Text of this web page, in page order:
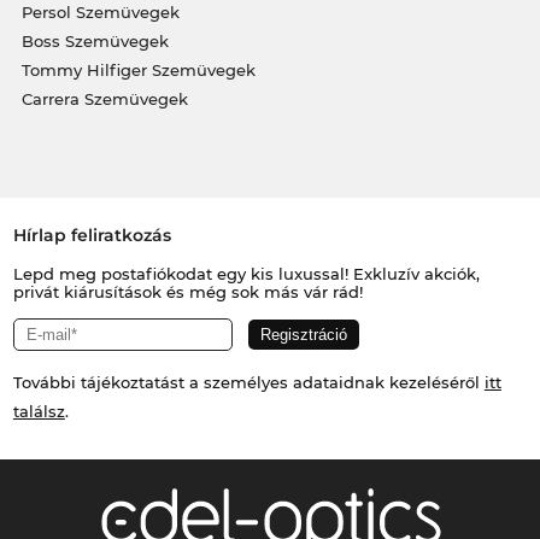
Persol Szemüvegek
Boss Szemüvegek
Tommy Hilfiger Szemüvegek
Carrera Szemüvegek
Hírlap feliratkozás
Lepd meg postafiókodat egy kis luxussal! Exkluzív akciók,
privát kiárusítások és még sok más vár rád!
További tájékoztatást a személyes adataidnak kezeléséről itt
találsz.